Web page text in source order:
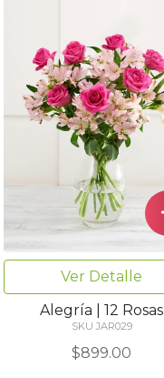
Ver Detalle
Alegría | 12 Rosas
SKU JAR029
$899.00